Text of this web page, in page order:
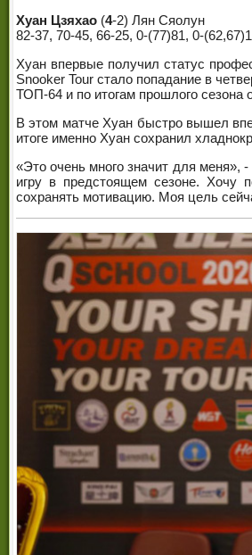
Хуан Цзяхао (4-2) Лян Сяолун
82-37, 70-45, 66-25, 0-(77)81, 0-
Хуан впервые получил статус
Snooker Tour стало попадание в
ТОП-64 и по итогам прошлого сезона
В этом матче Хуан быстро вышел
итоге именно Хуан сохранил
«Это очень много значит для меня»,
игру в предстоящем сезоне. Хочу
сохранять мотивацию. Моя цель